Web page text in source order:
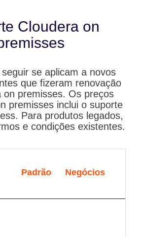
Cloudera on
se aplicam a novos
que fizeram renovação
on premisses. Os preços
premisses inclui o suporte
Para produtos legados,
e condições existentes.
Padrão Negócios